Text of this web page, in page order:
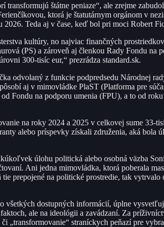
štátne peniaze“, ale zrejme
ktorá je štatutárnym orgánom v
Teda aj v čase, keď bol pri moci Robert
kultúry, no najviac finančných
(PS) a zároveň aj členkou Rady Fondu na
300-tisíc eur,“ prezrádza standard.sk.
odvolaný z funkcie podpredsedu Národnej
aj v mimovládke PlaST (Platforma pre
Fondu na podporu umenia (FPU), a to od
na roky 2024 a 2025 v celkovej sume 33-
alebo príspevky získali združenia, aká
úlohu politická alebo osobná väzba
Ani jedna mimovládka, ktorá poberala
prepojené na politické prostredie, tak
všetkých dostupných informácií, úplne
ale na ideológii a zavádzaní. Za
„transformovanie“ straníckych peňazí pre